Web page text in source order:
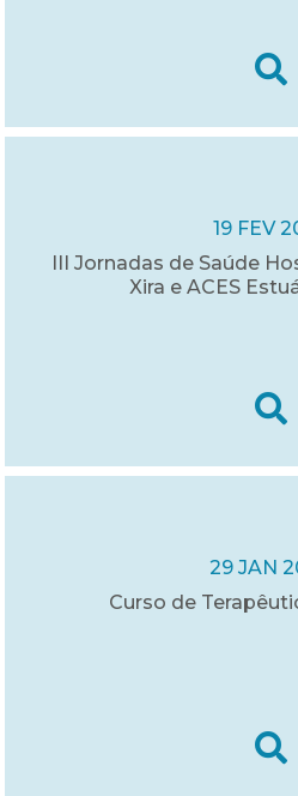
19 FEV
III Jornadas de Saúde
Xira e ACES
29 JAN
Curso de